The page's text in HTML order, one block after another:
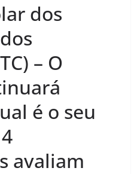
dos
– O
é o seu
avaliam